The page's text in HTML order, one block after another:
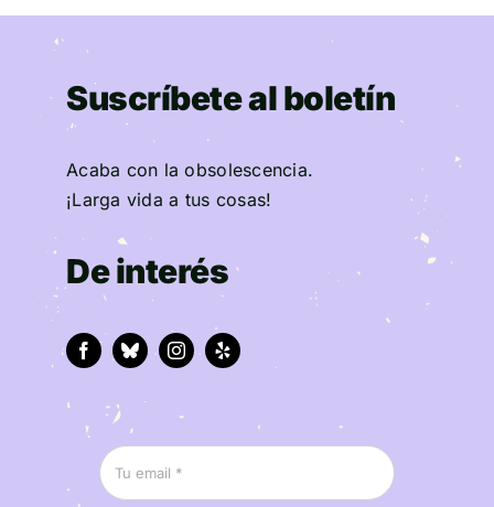
Suscríbete al boletín
Acaba con la obsolescencia.
¡Larga vida a tus cosas!
De interés